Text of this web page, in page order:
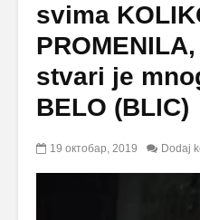
svima
stvari je
BELO (BLIC)
19 октобар, 2019 Dodaj